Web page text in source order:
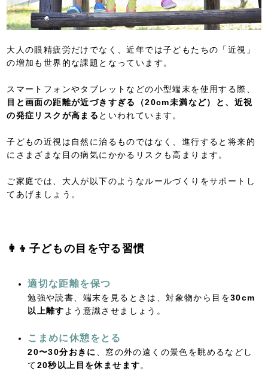
大人の眼精疲労だけでなく、近年では子どもたちの「近視」
の増加も世界的な課題となっています。
スマートフォンやタブレットなどの小型端末を使用する際、
目と画面の距離が近づきすぎる（20cm未満など）と、近視
の発症リスクが高まる といわれています。
子どもの近視は自然に治るものではなく、進行すると将来的
にさまざまな目の病気にかかるリスクも高まります。
ご家庭では、大人が以下のようなルールづくりをサポートし
てあげましょう。
👩‍👦子どもの目を守る習慣
適切な距離を保つ
勉強や読書、端末を見るときは、対象物から目を30cm
以上離す よう意識させましょう。
こまめに休憩をとる
20〜30分おきに
、窓の外の遠くの景色を眺めるなどし
て20秒以上目を休ませます。